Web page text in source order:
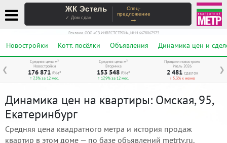
ЖК Эстель
✓ Дом сдан
Спец-
предложение
→
Реклама. ООО «СЗ ИНВЕСТСТРОЙ», ИНН 6678067973
Новостройки Котт. посёлки Объявления Динамика цен и
❮ ❯
Средняя цена м²
Новостройки
176 871 ₽/м²
↑ 7,5% за 12 мес.
Средняя цена м²
Вторичка
153 548 ₽/м²
↑ 17,9% за 12 мес.
Продажи новостроек
Июль 2026
2 481 сделок
↓ 5,3% к июню
Динамика цен на квартиры: Омская, 95,
Екатеринбург
Средняя цена квадратного метра и история продаж
квартир в этом доме — по базе объявлений metrtv.ru.